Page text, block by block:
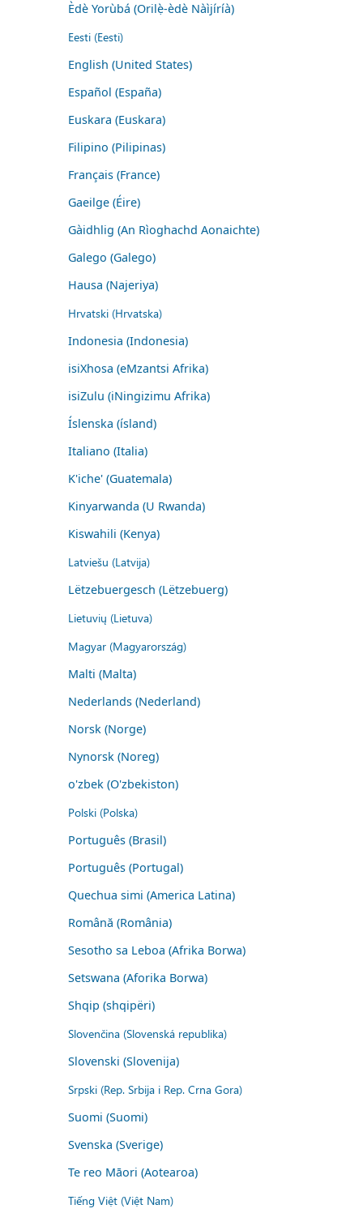
Èdè Yorùbá (Orilẹ̀-èdè Nàìjíríà)
Eesti (Eesti)
English (United States)
Español (España)
Euskara (Euskara)
Filipino (Pilipinas)
Français (France)
Gaeilge (Éire)
Gàidhlig (An Rìoghachd Aonaichte)
Galego (Galego)
Hausa (Najeriya)
Hrvatski (Hrvatska)
Indonesia (Indonesia)
isiXhosa (eMzantsi Afrika)
isiZulu (iNingizimu Afrika)
Íslenska (ísland)
Italiano (Italia)
K'iche' (Guatemala)
Kinyarwanda (U Rwanda)
Kiswahili (Kenya)
Latviešu (Latvija)
Lëtzebuergesch (Lëtzebuerg)
Lietuvių (Lietuva)
Magyar (Magyarország)
Malti (Malta)
Nederlands (Nederland)
Norsk (Norge)
Nynorsk (Noreg)
o'zbek (O'zbekiston)
Polski (Polska)
Português (Brasil)
Português (Portugal)
Quechua simi (America Latina)
Română (România)
Sesotho sa Leboa (Afrika Borwa)
Setswana (Aforika Borwa)
Shqip (shqipëri)
Slovenčina (Slovenská republika)
Slovenski (Slovenija)
Srpski (Rep. Srbija i Rep. Crna Gora)
Suomi (Suomi)
Svenska (Sverige)
Te reo Māori (Aotearoa)
Tiếng Việt (Việt Nam)